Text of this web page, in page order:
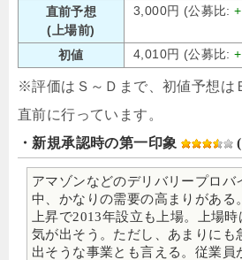
直前予想
(上場前)
3,000円 (公募比:
初値 4,010円 (公募比:
※評価はＳ～Ｄまで、初値予想は
直前に行っています。
・新規承認時の第一印象
アマゾンなどのデリバリープロバ
中、かなりの需要の高まりがある
上昇で2013年設立も上場。上場
気が出そう。ただし、あまりにも
出そうな事業とも言える。従業員